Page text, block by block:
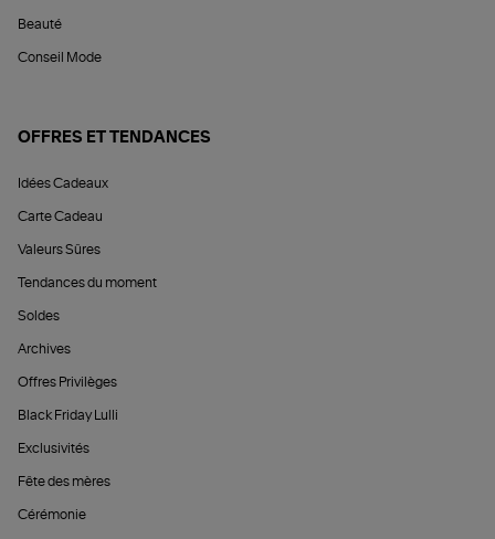
Beauté
Conseil Mode
OFFRES ET TENDANCES
Idées Cadeaux
Carte Cadeau
Valeurs Sûres
Tendances du moment
Soldes
Archives
Offres Privilèges
Black Friday Lulli
Exclusivités
Fête des mères
Cérémonie